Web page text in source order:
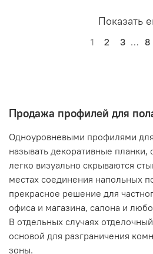
Показать
1 2 3 … 8
Продажа профилей для
Одноуровневыми профилями
называть декоративные
легко визуально скрываются
местах соединения напольных
прекрасное решение для
офиса и магазина, салона и
В отдельных случаях
основой для разграничения
зоны.